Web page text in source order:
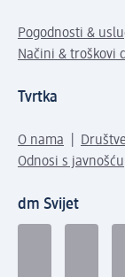
Pogodnosti &
Načini & troškovi
Tvrtka
O nama
Odnosi s javnošću
dm Svijet